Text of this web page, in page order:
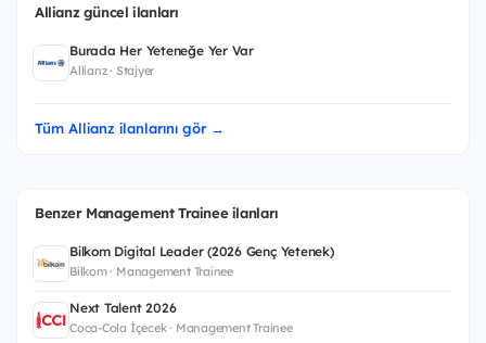
Allianz güncel ilanları
Burada Her Yeteneğe Yer Var
Allianz · Stajyer
Tüm Allianz ilanlarını gör →
Benzer Management Trainee ilanları
Bilkom Digital Leader (2026 Genç Yetenek)
Bilkom · Management Trainee
Next Talent 2026
Coca-Cola İçecek · Management Trainee